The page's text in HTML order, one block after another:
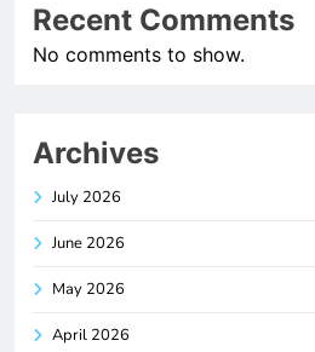
Recent Comments
No comments to show.
Archives
July 2026
June 2026
May 2026
April 2026